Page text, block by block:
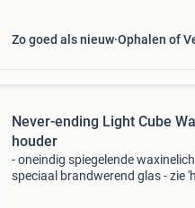
Zo goed als nieuw Ophalen of
Never-ending Light Cube
houder
- oneindig spiegelende
speciaal brandwerend glas - zie